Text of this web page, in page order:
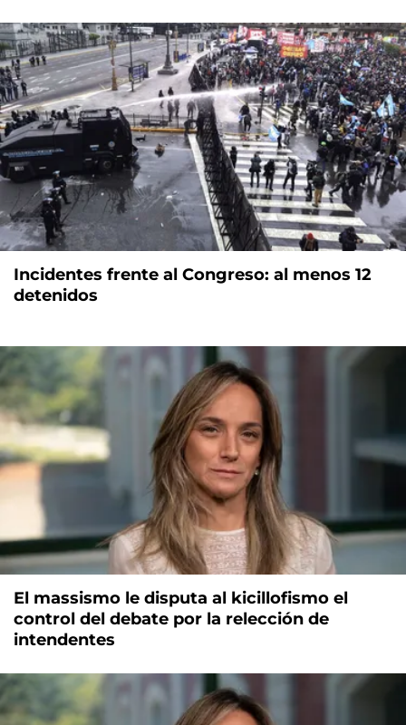
Incidentes frente al Congreso: al menos 12
detenidos
El massismo le disputa al kicillofismo el
control del debate por la relección de
intendentes